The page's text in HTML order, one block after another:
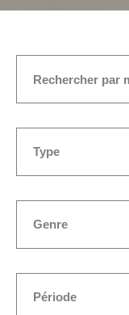
Type
Genre
Période